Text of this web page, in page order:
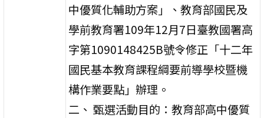
中優質化輔助方案」、教育部國民及
學前教育署109年12月7日臺教國署高
字第1090148425B號令修正「十二年
國民基本教育課程綱要前導學校暨機
構作業要點」辦理。
二、 甄選活動目的：教育部高中優質